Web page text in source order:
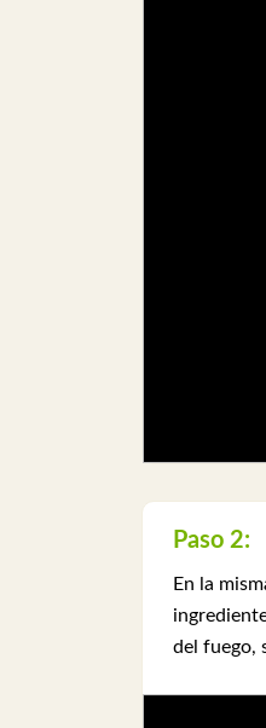
Paso 2:
En la
del fuego,